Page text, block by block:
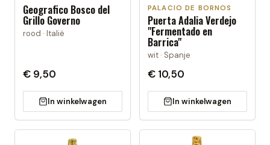
Geografico Bosco del
Grillo Governo
rood · Italië
€ 9,50
In winkelwagen
PALACIO DE BORNOS
Puerta Adalia Verdejo
"Fermentado en
Barrica"
wit · Spanje
€ 10,50
In winkelwagen